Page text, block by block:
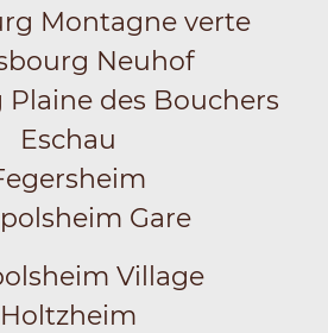
Montagne verte
Neuhof
Plaine des Bouchers
Eschau
Gare
Village
Holtzheim